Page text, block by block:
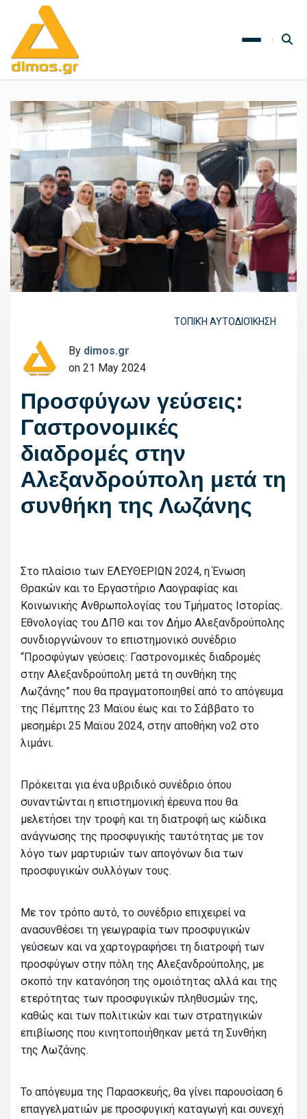
ΤΟΠΙΚΉ ΑΥΤΟΔΙΟΊΚΗΣΗ
By dimos.gr
on 21 May 2024
Προσφύγων γεύσεις:
Γαστρονομικές
διαδρομές στην
Αλεξανδρούπολη μετά τη
συνθήκη της Λωζάνης
Στο πλαίσιο των ΕΛΕΥΘΕΡΙΩΝ 2024, η Ένωση
Θρακών και το Εργαστήριο Λαογραφίας και
Κοινωνικής Ανθρωπολογίας του Τμήματος Ιστορίας.
Εθνολογίας του ΔΠΘ και τον Δήμο Αλεξανδρούπολης
συνδιοργνώνουν το επιστημονικό συνέδριο
“Προσφύγων γεύσεις: Γαστρονομικές διαδρομές
στην Αλεξανδρούπολη μετά τη συνθήκη της
Λωζάνης” που θα πραγματοποιηθεί από το απόγευμα
της Πέμπτης 23 Μαϊου έως και το Σάββατο το
μεσημέρι 25 Μαϊου 2024, στην αποθήκη νο2 στο
λιμάνι.
Πρόκειται για ένα υβριδικό συνέδριο όπου
συναντώνται η επιστημονική έρευνα που θα
μελετήσει την τροφή και τη διατροφή ως κώδικα
ανάγνωσης της προσφυγικής ταυτότητας με τον
λόγο των μαρτυριών των απογόνων δια των
προσφυγικών συλλόγων τους.
Με τον τρόπο αυτό, το συνέδριο επιχειρεί να
ανασυνθέσει τη γεωγραφία των προσφυγικών
γεύσεων και να χαρτογραφήσει τη διατροφή των
προσφύγων στην πόλη της Αλεξανδρούπολης, με
σκοπό την κατανόηση της ομοιότητας αλλά και της
ετερότητας των προσφυγικών πληθυσμών της,
καθώς και των πολιτικών και των στρατηγικών
επιβίωσης που κινητοποιήθηκαν μετά τη Συνθήκη
της Λωζάνης.
Το απόγευμα της Παρασκευής, θα γίνει παρουσίαση 6
επαγγελματιών με προσφυγική καταγωγή και συνεχή